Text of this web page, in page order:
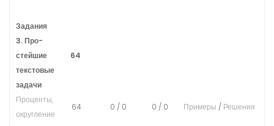
Задания
3. Про­
стей­шие
текстовые
задачи
64
Проценты,
округление
64 0 / 0 0 / 0 Примеры / Решения